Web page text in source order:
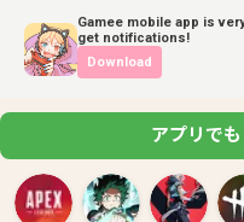
Gamee mobile app is
get notifications!
Download
アプリで